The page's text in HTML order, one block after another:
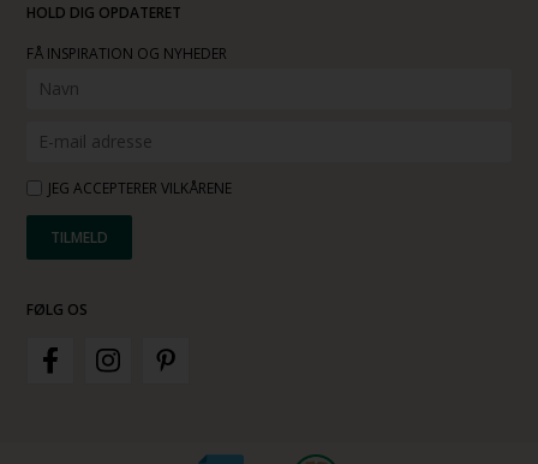
HOLD DIG OPDATERET
FÅ INSPIRATION OG NYHEDER
JEG ACCEPTERER VILKÅRENE
FØLG OS